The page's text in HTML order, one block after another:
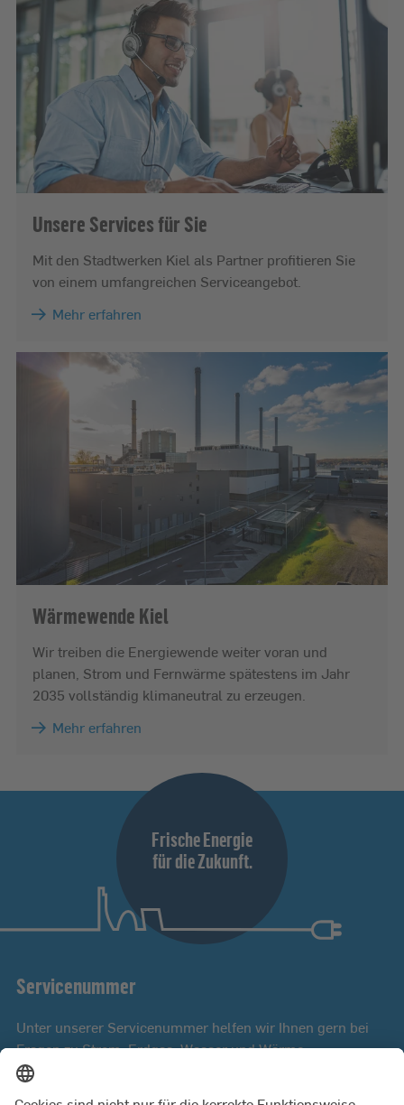
Unsere Services für Sie
Mit den Stadtwerken Kiel als Partner profitieren Sie
von einem umfangreichen Serviceangebot.
Mehr erfahren
Wärmewende Kiel
Wir treiben die Energiewende weiter voran und
planen, Strom und Fernwärme spätestens im Jahr
2035 vollständig klimaneutral zu erzeugen.
Mehr erfahren
Frische Energie
für die Zukunft.
Servicenummer
Unter unserer Servicenummer helfen wir Ihnen gern bei
Fragen zu Strom, Erdgas, Wasser und Wärme.
Mo bis Fr 8:00 - 18:00 Uhr